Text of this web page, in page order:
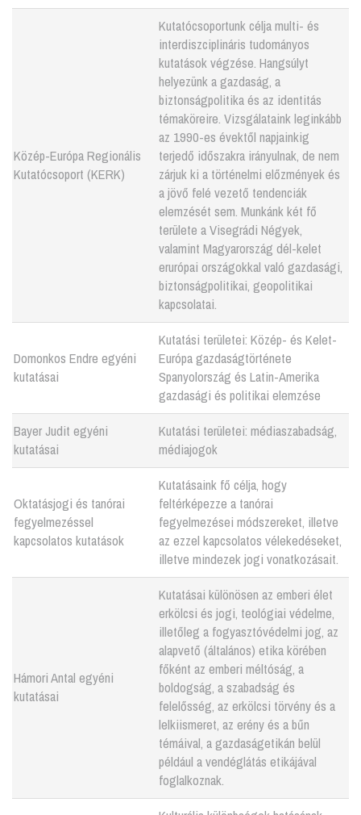
Közép-Európa Regionális
Kutatócsoport (KERK)
Kutatócsoportunk célja multi- és
interdiszciplináris tudományos
kutatások végzése. Hangsúlyt
helyezünk a gazdaság, a
biztonságpolitika és az identitás
témaköreire. Vizsgálataink leginkább
az 1990-es évektől napjainkig
terjedő időszakra irányulnak, de nem
zárjuk ki a történelmi előzmények és
a jövő felé vezető tendenciák
elemzését sem. Munkánk két fő
területe a Visegrádi Négyek,
valamint Magyarország dél-kelet
erurópai országokkal való gazdasági,
biztonságpolitikai, geopolitikai
kapcsolatai.
Domonkos Endre egyéni
kutatásai
Kutatási területei: Közép- és Kelet-
Európa gazdaságtörténete
Spanyolország és Latin-Amerika
gazdasági és politikai elemzése
Bayer Judit egyéni
kutatásai
Kutatási területei: médiaszabadság,
médiajogok
Oktatásjogi és tanórai
fegyelmezéssel
kapcsolatos kutatások
Kutatásaink fő célja, hogy
feltérképezze a tanórai
fegyelmezései módszereket, illetve
az ezzel kapcsolatos vélekedéseket,
illetve mindezek jogi vonatkozásait.
Hámori Antal egyéni
kutatásai
Kutatásai különösen az emberi élet
erkölcsi és jogi, teológiai védelme,
illetőleg a fogyasztóvédelmi jog, az
alapvető (általános) etika körében
főként az emberi méltóság, a
boldogság, a szabadság és
felelősség, az erkölcsi törvény és a
lelkiismeret, az erény és a bűn
témáival, a gazdaságetikán belül
például a vendéglátás etikájával
foglalkoznak.